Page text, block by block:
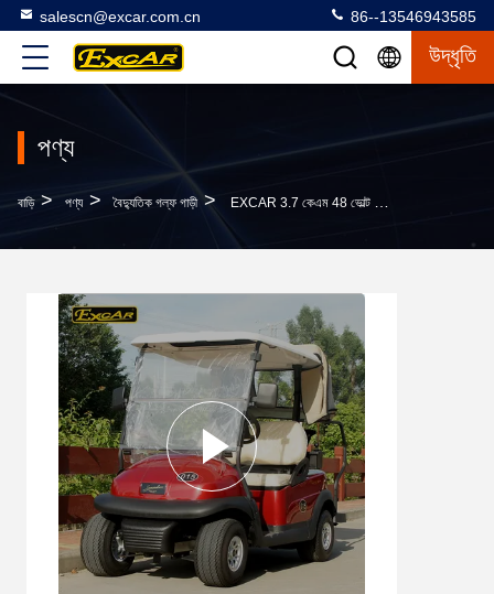
salescn@excar.com.cn 86--13546943585
উদ্ধৃতি
পণ্য
বাড়ি > পণ্য > বৈদ্যুতিক গল্ফ গাড়ী > EXCAR 3.7 কেএম 48 ভোল্ট ইলেকট্রিক গল্ফ বৃষ্টির কাস্টম কাস্টম সঙ্গে 2 সিটার